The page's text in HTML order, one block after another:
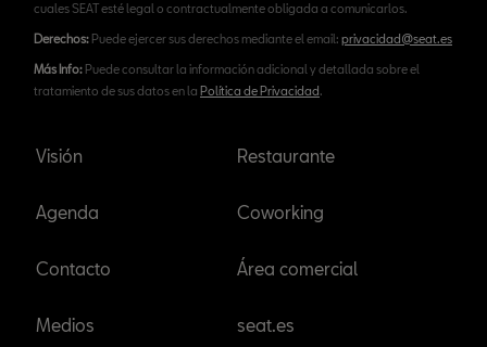
cuales SEAT esté legal o contractualmente obligada a comunicarlos.
Derechos: Puede ejercer sus derechos mediante el email: privacidad@seat.es
Más Info: Puede consultar la información adicional y detallada sobre el
tratamiento de sus datos en la Política de Privacidad.
Visión
Agenda
Contacto
Medios
Restaurante
Coworking
Área comercial
seat.es